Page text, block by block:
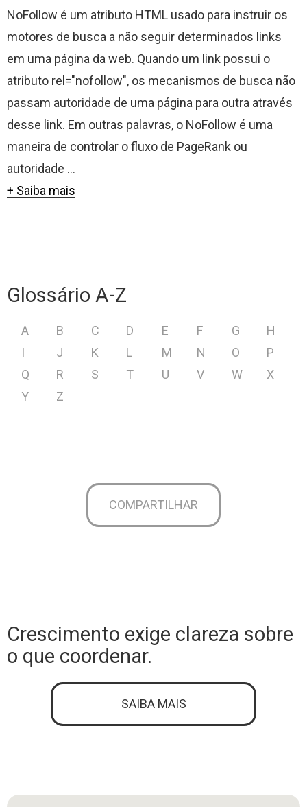
NoFollow é um atributo HTML usado para instruir os
motores de busca a não seguir determinados links
em uma página da web. Quando um link possui o
atributo rel="nofollow", os mecanismos de busca não
passam autoridade de uma página para outra através
desse link. Em outras palavras, o NoFollow é uma
maneira de controlar o fluxo de PageRank ou
autoridade ...
+ Saiba mais
Glossário A-Z
A B C D E F G
H
I
J K L M N O
P
Q
R S T U V W
X
Y
Z
COMPARTILHAR
Crescimento exige clareza sobre
o que coordenar.
SAIBA MAIS